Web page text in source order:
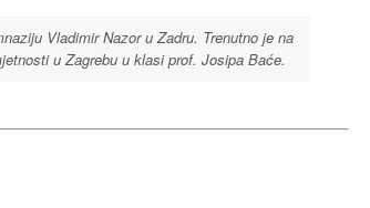
Vladimir Nazor u Zadru. Trenutno je na
u Zagrebu u klasi prof. Josipa Baće.